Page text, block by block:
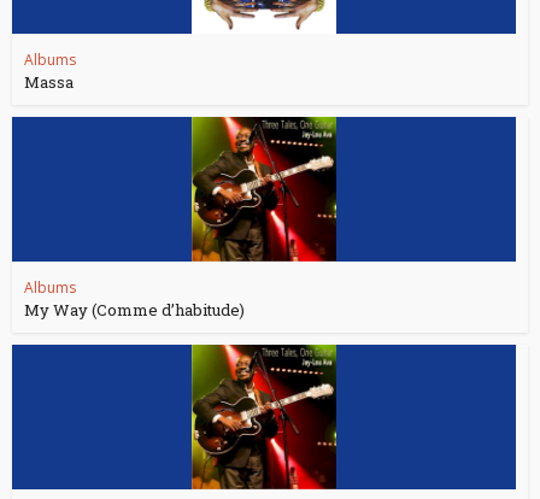
Albums
Massa
Albums
My Way (Comme d’habitude)